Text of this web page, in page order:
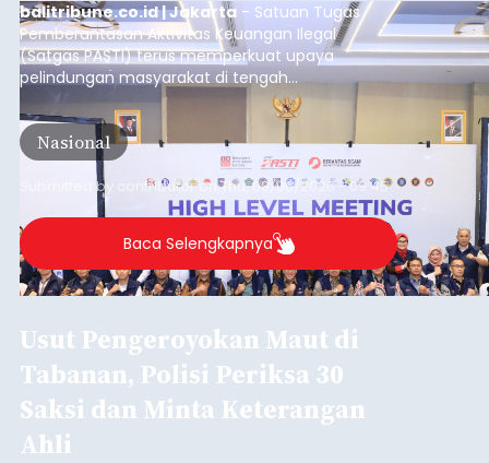
balitribune.co.id | Jakarta - Satuan Tugas
Pemberantasan Aktivitas Keuangan Ilegal
(Satgas PASTI) terus memperkuat upaya
pelindungan masyarakat di tengah
meningkatnya ancaman penipuan digital yang
semakin kompleks.
Nasional
Submitted by contributoronThu, 08/06/2026 - 09:45
Baca Selengkapnya
Usut Pengeroyokan Maut di
Tabanan, Polisi Periksa 30
Saksi dan Minta Keterangan
Ahli